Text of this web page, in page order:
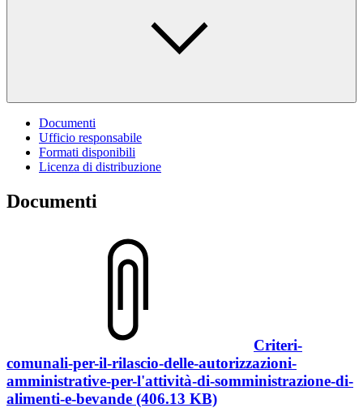
Documenti
Ufficio responsabile
Formati disponibili
Licenza di distribuzione
Documenti
Criteri-
comunali-per-il-rilascio-delle-autorizzazioni-
amministrative-per-l'attività-di-somministrazione-di-
alimenti-e-bevande (406.13 KB)